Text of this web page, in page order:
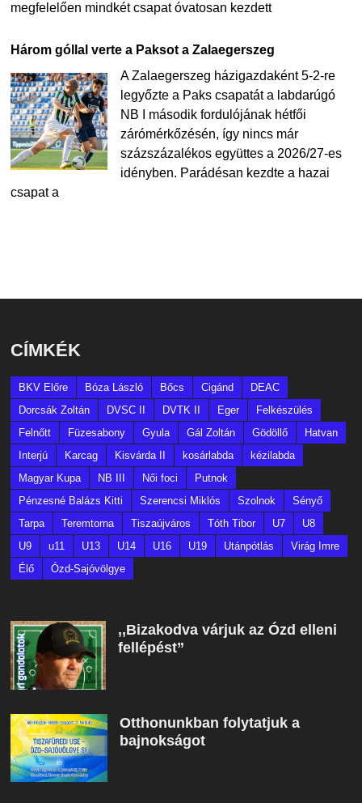
megfelelően mindkét csapat óvatosan kezdett
Három góllal verte a Paksot a Zalaegerszeg
A Zalaegerszeg házigazdaként 5-2-re
legyőzte a Paks csapatát a labdarúgó
NB I második fordulójának hétfői
zárómérkőzésén, így nincs már
százszázalékos együttes a 2026/27-es
idényben. Parádésan kezdte a hazai
csapat a
CÍMKÉK
BKV Előre Bóza László Bőcs Cigánd
DEAC
Dorcsák Zoltán
DVSC II DVTK II Eger
Felkészülés
Felnőtt
Füzesabony Gyula Gál Zoltán Gödöllő
Hatvan
Interjú
Karcag Kisvárda II kosárlabda
kézilabda
Magyar Kupa
NB III Női foci
Putnok
Pénzesné Balázs Kitti
Szerencsi Miklós Szolnok
Sényő
Tarpa
Teremtorna Tiszaújváros Tóth Tibor U7
U8
U9
u11 U13 U14 U16 U19 Utánpótlás
Virág Imre
Élő
Ózd-Sajóvölgye
,,Bizakodva várjuk az Ózd elleni
fellépést”
Otthonunkban folytatjuk a
bajnokságot